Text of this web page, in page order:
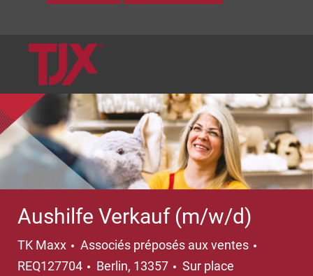
SKIP TO MAIN CONTENT
Aushilfe Verkauf (m/w/d)
TK Maxx Catégorie
Associés préposés aux ventes
REQ127704
Emplacement
Berlin, 13357 Sur place